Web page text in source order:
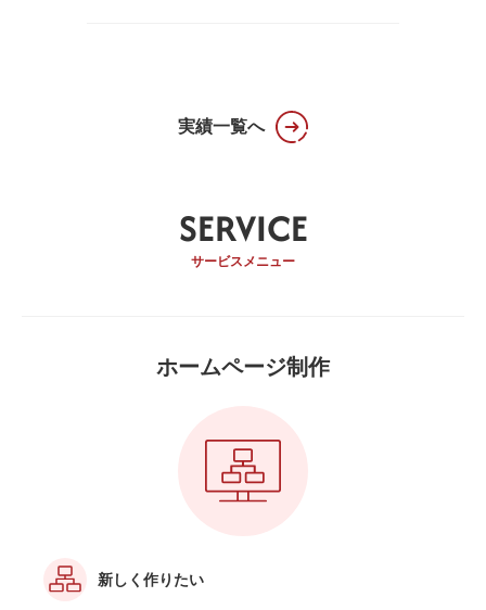
実績一覧へ
SERVICE
サービスメニュー
ホームページ制作
新しく作りたい